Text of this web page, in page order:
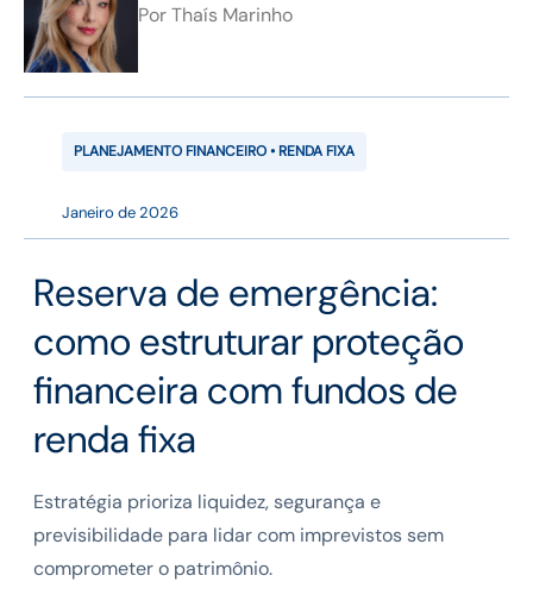
PorThaís Marinho
PLANEJAMENTO FINANCEIRO • RENDA FIXA
Janeiro de 2026
Reserva de emergência:
como estruturar proteção
financeira com fundos de
renda fixa
Estratégia prioriza liquidez, segurança e
previsibilidade para lidar com imprevistos sem
comprometer o patrimônio.